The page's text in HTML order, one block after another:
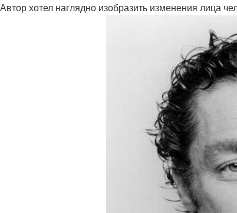
Автор хотел наглядно изобразить изменения лица